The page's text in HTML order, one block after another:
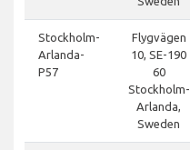
Stockholm-
Arlanda-
P57
Flygvägen
10, SE-190
60
Stockholm-
Arlanda,
Sweden